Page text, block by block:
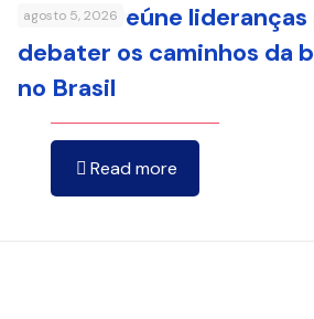
agosto 5, 2026
FenaBio reúne lideranças
debater os caminhos da
no Brasil
Read more